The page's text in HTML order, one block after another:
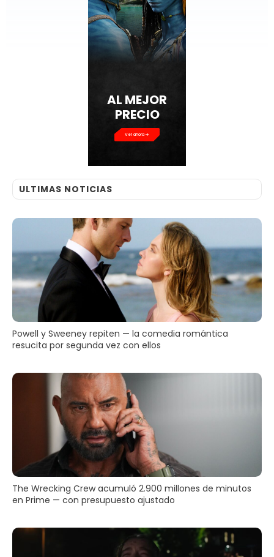
AL MEJOR
PRECIO
Ver ahora
ULTIMAS NOTICIAS
Powell y Sweeney repiten — la comedia romántica
resucita por segunda vez con ellos
The Wrecking Crew acumuló 2.900 millones de minutos
en Prime — con presupuesto ajustado